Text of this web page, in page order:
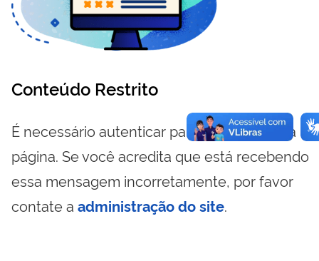
Conteúdo Restrito
É necessário autenticar para visualizar essa
página. Se você acredita que está recebendo
essa mensagem incorretamente, por favor
contate a administração do site.